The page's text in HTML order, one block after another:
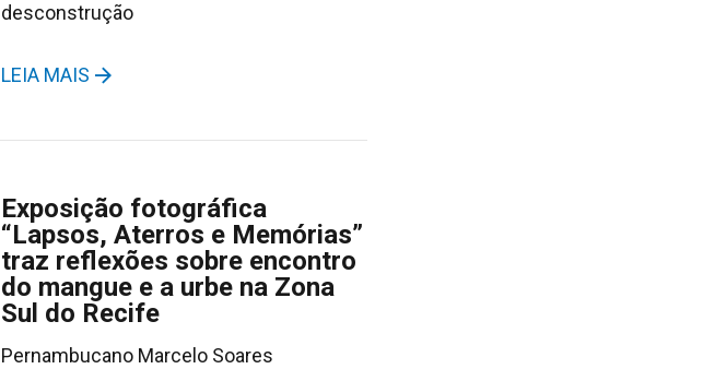
desconstrução
LEIA MAIS
Exposição fotográfica
“Lapsos, Aterros e Memórias”
traz reflexões sobre encontro
do mangue e a urbe na Zona
Sul do Recife
Pernambucano Marcelo Soares